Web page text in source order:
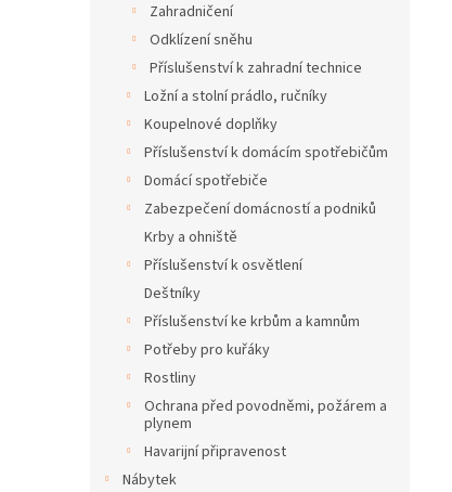
Zahradničení
Odklízení sněhu
Příslušenství k zahradní technice
Ložní a stolní prádlo, ručníky
Koupelnové doplňky
Příslušenství k domácím spotřebičům
Domácí spotřebiče
Zabezpečení domácností a podniků
Krby a ohniště
Příslušenství k osvětlení
Deštníky
Příslušenství ke krbům a kamnům
Potřeby pro kuřáky
Rostliny
Ochrana před povodněmi, požárem a
plynem
Havarijní připravenost
Nábytek